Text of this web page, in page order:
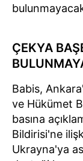
ÇEKYA
Babis,
ve Hükümet
basına
Bildirisi'ne
Ukrayna'ya